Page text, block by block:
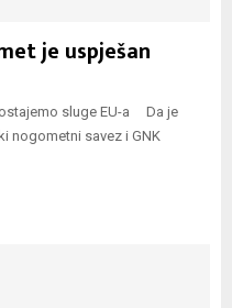
je uspješan
sluge EU-a Da je
nogometni savez i GNK